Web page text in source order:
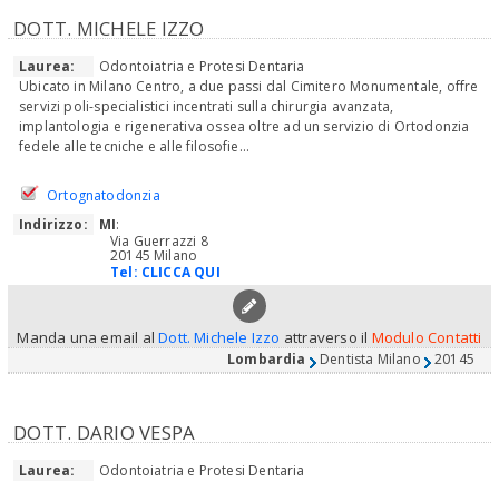
DOTT. MICHELE IZZO
Laurea:
Odontoiatria e Protesi Dentaria
Ubicato in Milano Centro, a due passi dal Cimitero Monumentale, offre
servizi poli-specialistici incentrati sulla chirurgia avanzata,
implantologia e rigenerativa ossea oltre ad un servizio di Ortodonzia
fedele alle tecniche e alle filosofie...
Ortognatodonzia
Indirizzo:
MI:
Via Guerrazzi 8
20145 Milano
Tel: CLICCA QUI
Manda una email alDott. Michele Izzo attraverso il Modulo Contatti
Lombardia Dentista Milano 20145
DOTT. DARIO VESPA
Laurea:
Odontoiatria e Protesi Dentaria